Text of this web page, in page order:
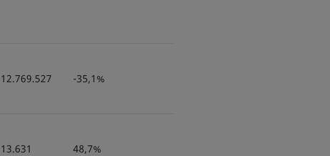
12.769.527 -35,1%
13.631 48,7%